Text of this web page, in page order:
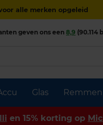
alle merken opgeleid
Glas Remmen
geven ons een8,9 (90.114
en 15% korting op